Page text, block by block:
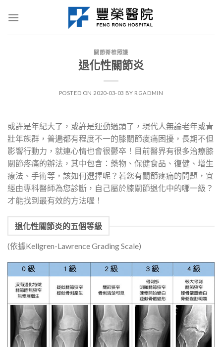
關節脊椎照護
退化性關節炎
POSTED ON 2020-03-03 BY RGADMIN
或許是年紀大了，或許是運動過頭了，現代人無論老年或青
壯年族群，普遍都有程度不一的膝關節痠痛困擾，長期不但
影響行動力，就連心情也會很鬱卒！目前醫界有很多治療膝
關節疼痛的辦法，其中包含：藥物、保健食品、復健、增生
療法、手術等，該如何選擇呢？若您有關節疼痛的問題，宜
經由專科醫師為您診斷，自己屬於膝關節退化中的哪一級？
才能找到最有效的方法喔！
退化性關節炎的五個等級
(依據Kellgren-Lawrence Grading Scale)